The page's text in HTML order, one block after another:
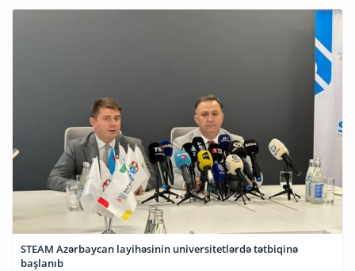
STEAM Azərbaycan layihəsinin universitetlərdə tətbiqinə
başlanıb